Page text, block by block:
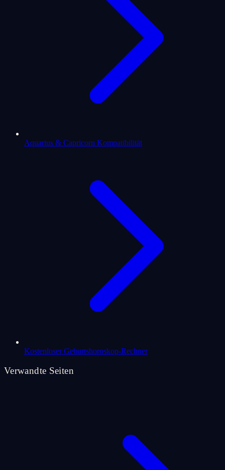
Aquarius & Capricorn Kompatibilität
Kostenloser Geburtshoroskop-Rechner
Verwandte Seiten